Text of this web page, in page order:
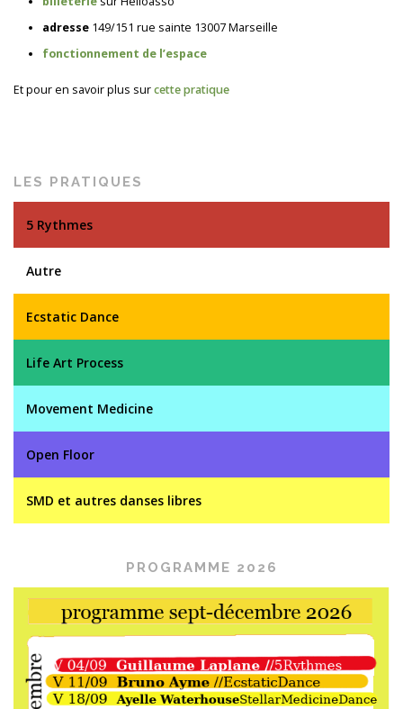
adresse 149/151 rue sainte 13007 Marseille
fonctionnement de l’espace
Et pour en savoir plus surcette pratique
LES PRATIQUES
5 Rythmes
Autre
Ecstatic Dance
Life Art Process
Movement Medicine
Open Floor
SMD et autres danses libres
PROGRAMME 2026